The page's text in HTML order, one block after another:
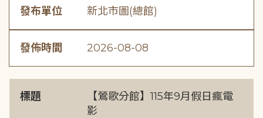
發布單位 新北市圖(總館)
發佈時間 2026-08-08
標題
【鶯歌分館】115年9月假日瘋電
影